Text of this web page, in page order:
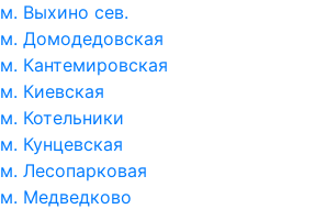
м. Выхино сев.
м. Домодедовская
м. Кантемировская
м. Киевская
м. Котельники
м. Кунцевская
м. Лесопарковая
м. Медведково